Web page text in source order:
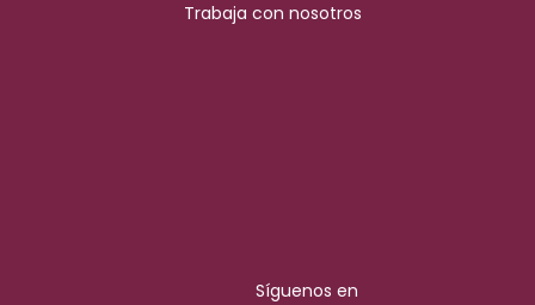
Trabaja con nosotros
Síguenos en